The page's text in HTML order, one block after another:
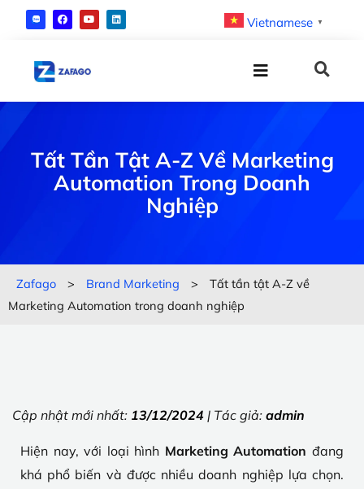
Vietnamese ▼
Tất Tần Tật A-Z Về Marketing
Automation Trong Doanh
Nghiệp
Zafago > Brand Marketing >
Tất tần tật A-Z về
Marketing Automation trong doanh nghiệp
Cập nhật mới nhất: 13/12/2024 | Tác giả: admin
Hiện nay, với loại hình Marketing Automation đang
khá phổ biến và được nhiều doanh nghiệp lựa chọn.